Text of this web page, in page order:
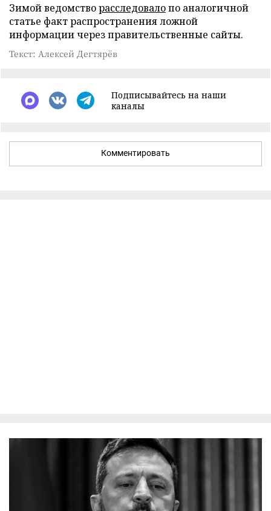
Зимой ведомстворасследовалопо аналогичной
статье факт распространения ложной
информации через правительственные сайты.
Текст: Алексей Дегтярёв
Подписывайтесь на наши
каналы
Комментировать